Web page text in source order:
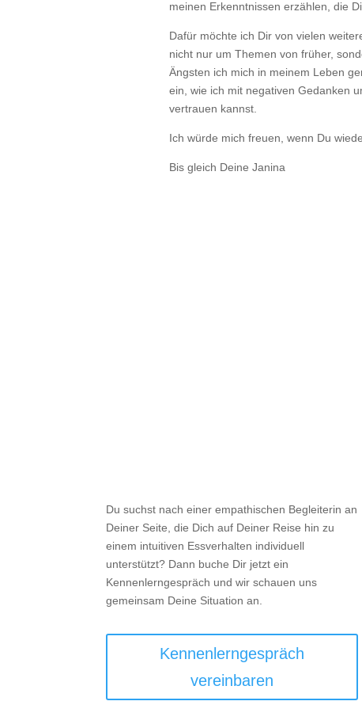
meinen Erkenntnissen erzählen, die
Dafür möchte ich Dir von vielen
nicht nur um Themen von früher,
Ängsten ich mich in meinem Leben
ein, wie ich mit negativen Gedanken
vertrauen kannst.
Ich würde mich freuen, wenn Du
Bis gleich Deine Janina
Du suchst nach einer empathischen Begleiterin an
Deiner Seite, die Dich auf Deiner Reise hin zu
einem intuitiven Essverhalten individuell
unterstützt? Dann buche Dir jetzt ein
Kennenlerngespräch und wir schauen uns
gemeinsam Deine Situation an.
Kennenlerngespräch
vereinbaren